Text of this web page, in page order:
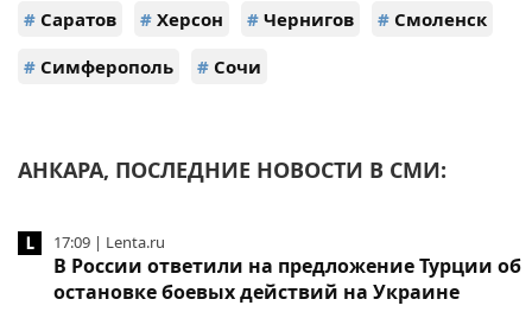
# Саратов # Херсон # Чернигов # Смоленск
# Симферополь # Сочи
АНКАРА, ПОСЛЕДНИЕ НОВОСТИ В СМИ:
17:09 | Lenta.ru
В России ответили на предложение Турции об
остановке боевых действий на Украине